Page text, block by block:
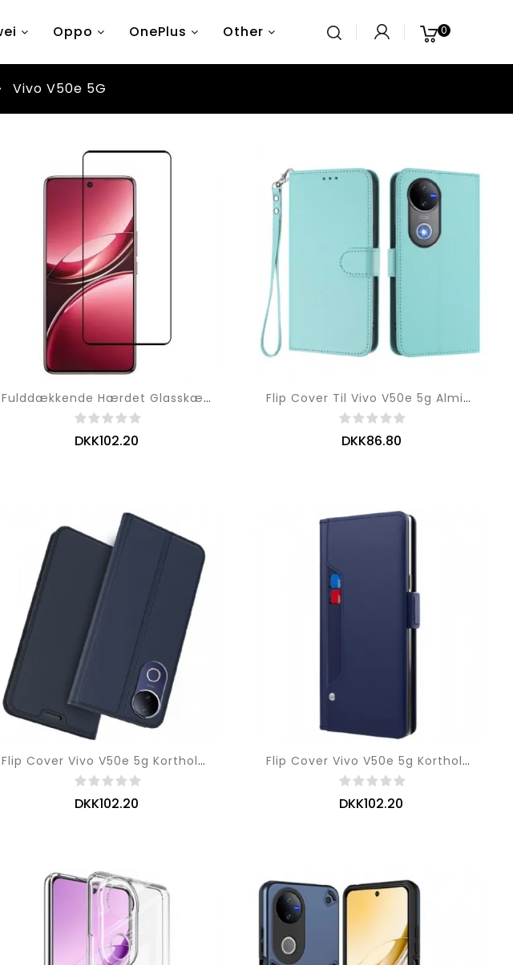
0
Oppo OnePlus Other
Vivo V50e 5G
Fulddækkende Hærdet Glasskærmbeskytter Til Vivo V50 5g / V50e 5g
DKK102.20
Flip Cover Til Vivo V50e 5g Almindeligt Kunstlæder Med Snor
DKK86.80
Flip Cover Vivo V50e 5g Kortholder
DKK102.20
Flip Cover Vivo V50e 5g Kortholder Og Spejl
DKK102.20